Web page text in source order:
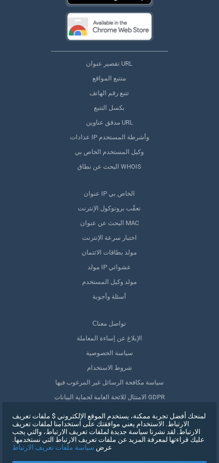
تقصير عنوان URL
متتبع المواقع
تتبع رقم الهاتف
بكسل التتبع
مدقق عناوين URL
عدادات IP وأشرطة المستخدم
وكيل المستخدم الخاص بي
البحث عن نطاق WHOIS
عنوان IP الخاص بي
تعقّب بروتوكول الإنترنت
البحث عن عنوان MAC
اختبار سرعة الإنترنت
مولد بطاقات الائتمان
مولد IP عشوائي
مولد وكيل المستخدم
أسئلة وأجوبة
Сتواصل معنا
الإبلاغ عن إساءة المعاملة
سياسة الخصوصية
شروط الاستخدام
سياسة مكافحة الرسائل غير المرغوب فيها
الامتثال للائحة العامة لحماية البيانات GDPR
حذف بياناتي
سحب الموافقة
لمنحك أفضل تجربة ممكنة، يستخدم الموقع الإلكتروني $ ملفات تعريف
الارتباط. الاستخدام يعني موافقتك على استخدامنا لملفات تعريف
الارتباط. لقد نشرنا سياسة جديدة لملفات تعريف الارتباط، والتي يجب
عليك قراءتها لمعرفة المزيد عن ملفات تعريف الارتباط التي نستخدمها.
عرض سياسة ملفات تعريف الارتباط